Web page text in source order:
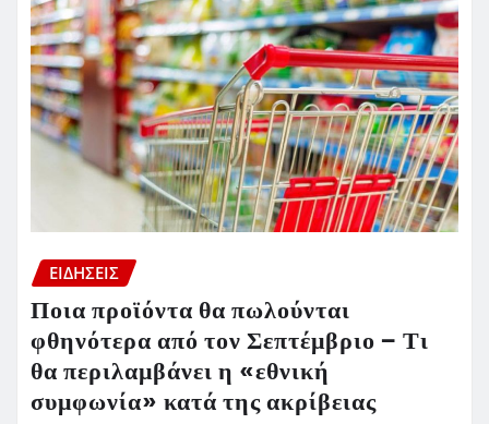
ΕΙΔΗΣΕΙΣ
Ποια προϊόντα θα πωλούνται
φθηνότερα από τον Σεπτέμβριο – Τι
θα περιλαμβάνει η «εθνική
συμφωνία» κατά της ακρίβειας